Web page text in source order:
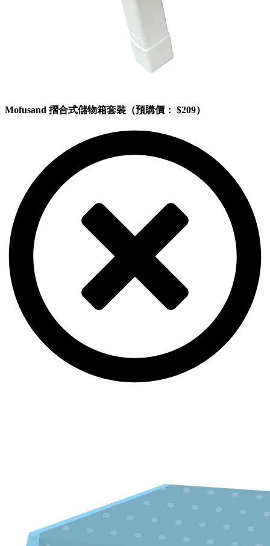
Mofusand 摺合式儲物箱套裝（預購價： $209）